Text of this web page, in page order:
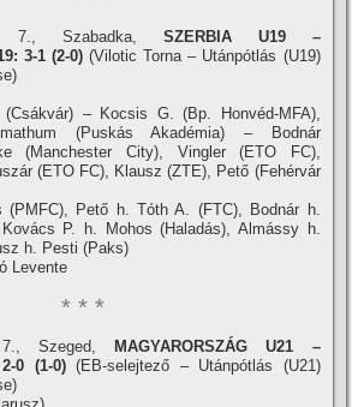
7., Szabadka, SZERBIA U19 –
3-1 (2-0)(Vilotic Torna – Utánpótlás (U19)
(Csákvár) – Kocsis G. (Bp. Honvéd-MFA),
(Puskás Akadémia) – Bodnár
(Manchester City), Vingler (ETO FC),
(ETO FC), Klausz (ZTE), Pető (Fehérvár
(PMFC), Pető h. Tóth A. (FTC), Bodnár h.
P. h. Mohos (Haladás), Almássy h.
h. Pesti (Paks)
Levente
* * *
7., Szeged,
MAGYARORSZÁG U21 –
0 (1-0)(EB-selejtező – Utánpótlás (U21)